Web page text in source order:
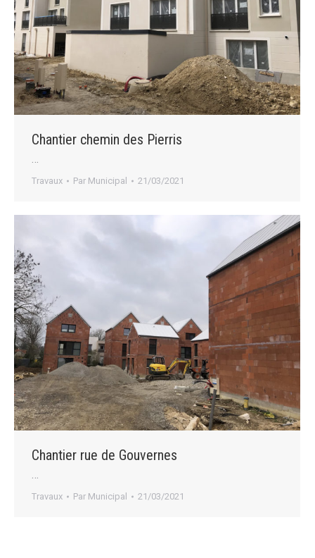
Chantier chemin des Pierris
Travaux Par Municipal 21/03/2021
Chantier rue de Gouvernes
Travaux Par Municipal 21/03/2021